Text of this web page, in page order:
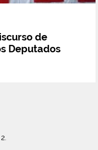
de
Deputados